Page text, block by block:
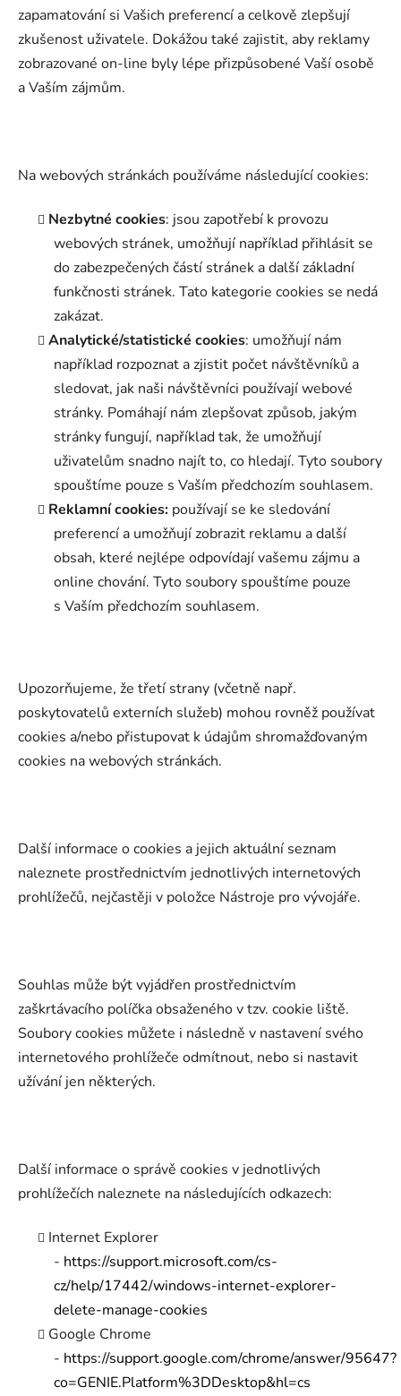
zapamatování si Vašich preferencí a celkově zlepšují
zkušenost uživatele. Dokážou také zajistit, aby reklamy
zobrazované on-line byly lépe přizpůsobené Vaší osobě
a Vaším zájmům.
Na webových stránkách používáme následující cookies:
Nezbytné cookies: jsou zapotřebí k provozu
webových stránek, umožňují například přihlásit se
do zabezpečených částí stránek a další základní
funkčnosti stránek. Tato kategorie cookies se nedá
zakázat.
Analytické/statistické cookies: umožňují nám
například rozpoznat a zjistit počet návštěvníků a
sledovat, jak naši návštěvníci používají webové
stránky. Pomáhají nám zlepšovat způsob, jakým
stránky fungují, například tak, že umožňují
uživatelům snadno najít to, co hledají. Tyto soubory
spouštíme pouze s Vaším předchozím souhlasem.
Reklamní cookies: používají se ke sledování
preferencí a umožňují zobrazit reklamu a další
obsah, které nejlépe odpovídají vašemu zájmu a
online chování. Tyto soubory spouštíme pouze
s Vaším předchozím souhlasem.
Upozorňujeme, že třetí strany (včetně např.
poskytovatelů externích služeb) mohou rovněž používat
cookies a/nebo přistupovat k údajům shromažďovaným
cookies na webových stránkách.
Další informace o cookies a jejich aktuální seznam
naleznete prostřednictvím jednotlivých internetových
prohlížečů, nejčastěji v položce Nástroje pro vývojáře.
Souhlas může být vyjádřen prostřednictvím
zaškrtávacího políčka obsaženého v tzv. cookie liště.
Soubory cookies můžete i následně v nastavení svého
internetového prohlížeče odmítnout, nebo si nastavit
užívání jen některých.
Další informace o správě cookies v jednotlivých
prohlížečích naleznete na následujících odkazech:
Internet Explorer
- https://support.microsoft.com/cs-
cz/help/17442/windows-internet-explorer-
delete-manage-cookies
Google Chrome
- https://support.google.com/chrome/answer/95647?
co=GENIE.Platform%3DDesktop&hl=cs